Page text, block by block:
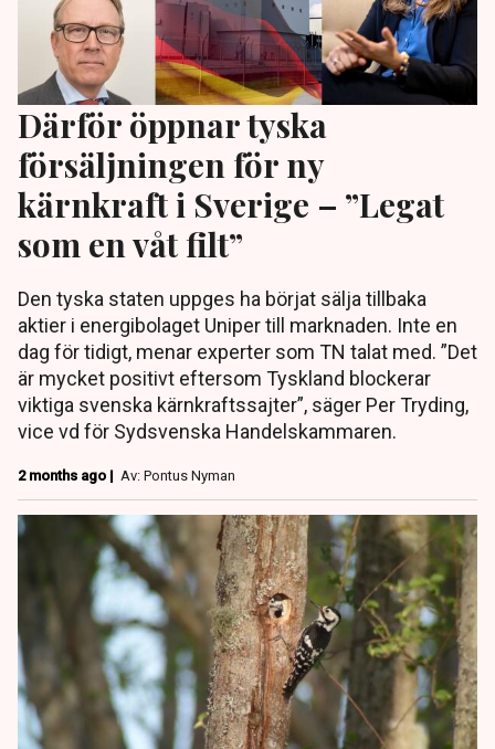
Därför öppnar tyska
försäljningen för ny
kärnkraft i Sverige – ”Legat
som en våt filt”
Den tyska staten uppges ha börjat sälja tillbaka
aktier i energibolaget Uniper till marknaden. Inte en
dag för tidigt, menar experter som TN talat med. ”Det
är mycket positivt eftersom Tyskland blockerar
viktiga svenska kärnkraftssajter”, säger Per Tryding,
vice vd för Sydsvenska Handelskammaren.
2 months ago | Av: Pontus Nyman